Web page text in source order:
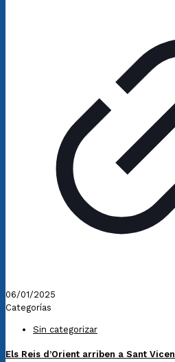
06/01/2025
Categorías
Sin categorizar
Els Reis d’Orient arriben a Sant